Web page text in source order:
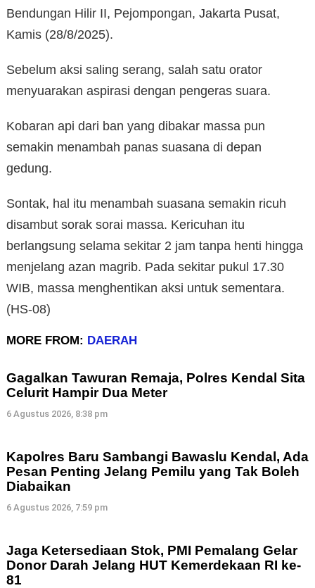
Bendungan Hilir II, Pejompongan, Jakarta Pusat,
Kamis (28/8/2025).
Sebelum aksi saling serang, salah satu orator
menyuarakan aspirasi dengan pengeras suara.
Kobaran api dari ban yang dibakar massa pun
semakin menambah panas suasana di depan
gedung.
Sontak, hal itu menambah suasana semakin ricuh
disambut sorak sorai massa. Kericuhan itu
berlangsung selama sekitar 2 jam tanpa henti hingga
menjelang azan magrib. Pada sekitar pukul 17.30
WIB, massa menghentikan aksi untuk sementara.
(HS-08)
MORE FROM: DAERAH
Gagalkan Tawuran Remaja, Polres Kendal Sita
Celurit Hampir Dua Meter
6 Agustus 2026, 8:38 pm
Kapolres Baru Sambangi Bawaslu Kendal, Ada
Pesan Penting Jelang Pemilu yang Tak Boleh
Diabaikan
6 Agustus 2026, 7:59 pm
Jaga Ketersediaan Stok, PMI Pemalang Gelar
Donor Darah Jelang HUT Kemerdekaan RI ke-
81